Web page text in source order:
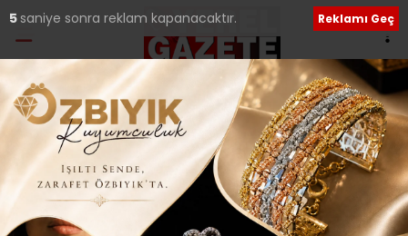
Etiket:Halk Market
www.halkmarket.istanbul adresine
tıklayın gelsin!..
5 saniye sonra reklam kapanacaktır. Reklamı Geç